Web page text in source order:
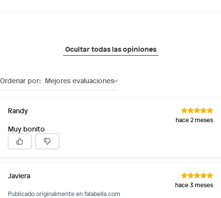
Ocultar todas las opiniones
Ordenar por: Mejores evaluaciones
Randy
hace 2 meses
Muy bonito
Javiera
hace 3 meses
Publicado originalmente enfalabella.com